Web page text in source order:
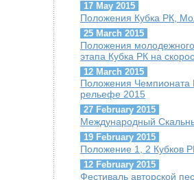
17 May 2015
Положения Кубка РК,
25 March 2015
Положения
этапа Кубка РК на
12 March 2015
Положения Чемпионата
рельефе 2015
27 February 2015
Международный
19 February 2015
Положение 1, 2 Кубков
12 February 2015
Фестиваль авторской